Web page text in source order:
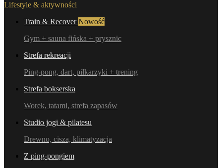
Lifestyle & aktywności
Train & Recover Nowość
Gym + sauna fińska + prysznic
Strefa rekreacji
Ping-pong, dart, piłkarzyki + trening
Strefa bokserska
Worek, tatami, strefa zapasów
Studio jogi & pilatesu
Drewno, cisza, klimatyzacja
Z ping-pongiem